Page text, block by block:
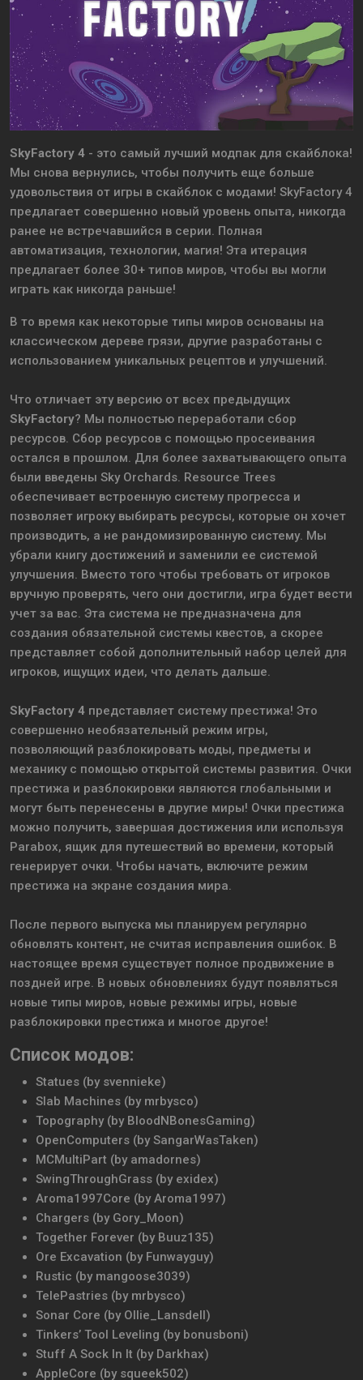
SkyFactory 4 - это самый лучший модпак для скайблока!
Мы снова вернулись, чтобы получить еще больше
удовольствия от игры в скайблок с модами! SkyFactory 4
предлагает совершенно новый уровень опыта, никогда
ранее не встречавшийся в серии. Полная
автоматизация, технологии, магия! Эта итерация
предлагает более 30+ типов миров, чтобы вы могли
играть как никогда раньше!
В то время как некоторые типы миров основаны на
классическом дереве грязи, другие разработаны с
использованием уникальных рецептов и улучшений.
Что отличает эту версию от всех предыдущих
SkyFactory? Мы полностью переработали сбор
ресурсов. Сбор ресурсов с помощью просеивания
остался в прошлом. Для более захватывающего опыта
были введены Sky Orchards. Resource Trees
обеспечивает встроенную систему прогресса и
позволяет игроку выбирать ресурсы, которые он хочет
производить, а не рандомизированную систему. Мы
убрали книгу достижений и заменили ее системой
улучшения. Вместо того чтобы требовать от игроков
вручную проверять, чего они достигли, игра будет вести
учет за вас. Эта система не предназначена для
создания обязательной системы квестов, а скорее
представляет собой дополнительный набор целей для
игроков, ищущих идеи, что делать дальше.
SkyFactory 4 представляет систему престижа! Это
совершенно необязательный режим игры,
позволяющий разблокировать моды, предметы и
механику с помощью открытой системы развития. Очки
престижа и разблокировки являются глобальными и
могут быть перенесены в другие миры! Очки престижа
можно получить, завершая достижения или используя
Parabox, ящик для путешествий во времени, который
генерирует очки. Чтобы начать, включите режим
престижа на экране создания мира.
После первого выпуска мы планируем регулярно
обновлять контент, не считая исправления ошибок. В
настоящее время существует полное продвижение в
поздней игре. В новых обновлениях будут появляться
новые типы миров, новые режимы игры, новые
разблокировки престижа и многое другое!
Список модов:
Statues (by svennieke)
Slab Machines (by mrbysco)
Topography (by BloodNBonesGaming)
OpenComputers (by SangarWasTaken)
MCMultiPart (by amadornes)
SwingThroughGrass (by exidex)
Aroma1997Core (by Aroma1997)
Chargers (by Gory_Moon)
Together Forever (by Buuz135)
Ore Excavation (by Funwayguy)
Rustic (by mangoose3039)
TelePastries (by mrbysco)
Sonar Core (by Ollie_Lansdell)
Tinkers’ Tool Leveling (by bonusboni)
Stuff A Sock In It (by Darkhax)
AppleCore (by squeek502)